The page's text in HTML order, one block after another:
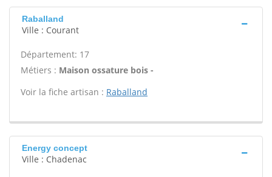
Raballand
Ville : Courant
Département: 17
Métiers : Maison ossature bois -
Voir la fiche artisan : Raballand
Energy concept
Ville : Chadenac